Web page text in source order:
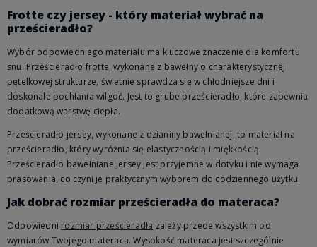
Frotte czy jersey - który materiał wybrać na
prześcieradło?
Wybór odpowiedniego materiału ma kluczowe znaczenie dla komfortu
snu. Prześcieradło frotte, wykonane z bawełny o charakterystycznej
pętelkowej strukturze, świetnie sprawdza się w chłodniejsze dni i
doskonale pochłania wilgoć. Jest to grube prześcieradło, które zapewnia
dodatkową warstwę ciepła.
Prześcieradło jersey, wykonane z dzianiny bawełnianej, to materiał na
prześcieradło, który wyróżnia się elastycznością i miękkością.
Prześcieradło bawełniane jersey jest przyjemne w dotyku i nie wymaga
prasowania, co czyni je praktycznym wyborem do codziennego użytku.
Jak dobrać rozmiar prześcieradła do materaca?
Odpowiedni rozmiar prześcieradła zależy przede wszystkim od
wymiarów Twojego materaca. Wysokość materaca jest szczególnie